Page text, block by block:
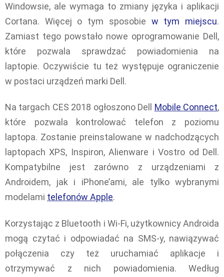
Windowsie, ale wymaga to zmiany języka i aplikacji
Cortana. Więcej o tym sposobie w tym miejscu.
Zamiast tego powstało nowe oprogramowanie Dell,
które pozwala sprawdzać powiadomienia na
laptopie. Oczywiście tu też występuje ograniczenie
w postaci urządzeń marki Dell.
Na targach CES 2018 ogłoszono Dell Mobile Connect,
które pozwala kontrolować telefon z poziomu
laptopa. Zostanie preinstalowane w nadchodzących
laptopach XPS, Inspiron, Alienware i Vostro od Dell.
Kompatybilne jest zarówno z urządzeniami z
Androidem, jak i iPhone’ami, ale tylko wybranymi
modelami telefonów Apple.
Korzystając z Bluetooth i Wi-Fi, użytkownicy Androida
mogą czytać i odpowiadać na SMS-y, nawiązywać
połączenia czy też uruchamiać aplikacje i
otrzymywać z nich powiadomienia. Według